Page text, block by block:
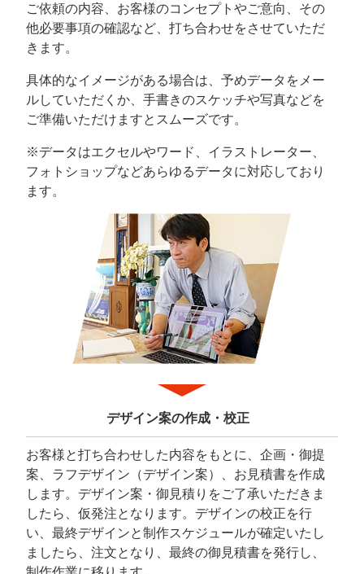
ご依頼の内容、お客様のコンセプトやご意向、その
他必要事項の確認など、打ち合わせをさせていただ
きます。
具体的なイメージがある場合は、予めデータをメー
ルしていただくか、手書きのスケッチや写真などを
ご準備いただけますとスムーズです。
※データはエクセルやワード、イラストレーター、
フォトショップなどあらゆるデータに対応しており
ます。
デザイン案の作成・校正
お客様と打ち合わせした内容をもとに、企画・御提
案、ラフデザイン（デザイン案）、お見積書を作成
します。デザイン案・御見積りをご了承いただきま
したら、仮発注となります。デザインの校正を行
い、最終デザインと制作スケジュールが確定いたし
ましたら、注文となり、最終の御見積書を発行し、